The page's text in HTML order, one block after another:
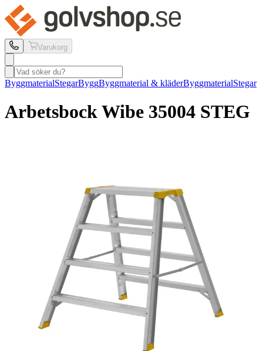
Varukorg
ByggmaterialStegarByggByggmaterial & kläderByggmaterialStegar
Arbetsbock Wibe 35004 STEG